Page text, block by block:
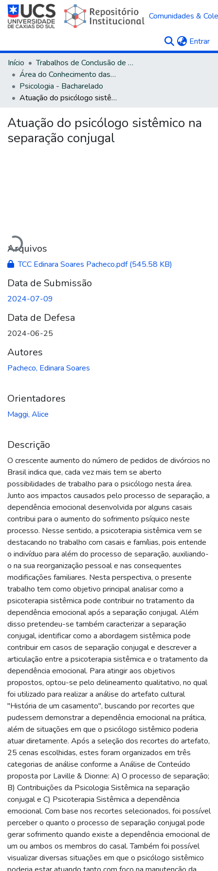
Comunidades &
Entrar
Início
Trabalhos de Conclusão de Curso
Área do Conhecimento das Ciências Humanas
Psicologia - Bacharelado
Atuação do psicólogo sistêmico na separação conjugal
Atuação do psicólogo sistêmico na
separação conjugal
Carregando...
Arquivos
TCC Edinara Soares Pacheco.pdf(545.58 KB)
Data de Submissão
2024-07-09
Data de Defesa
2024-06-25
Autores
Pacheco, Edinara Soares
Orientadores
Maggi, Alice
Descrição
O crescente aumento do número de pedidos de divórcios no
Brasil indica que, cada vez mais tem se aberto
possibilidades de trabalho para o psicólogo nesta área.
Junto aos impactos causados pelo processo de separação, a
dependência emocional desenvolvida por alguns casais
contribui para o aumento do sofrimento psíquico neste
processo. Nesse sentido, a psicoterapia sistêmica vem se
destacando no trabalho com casais e famílias, pois entende
o indivíduo para além do processo de separação, auxiliando-
o na sua reorganização pessoal e nas consequentes
modificações familiares. Nesta perspectiva, o presente
trabalho tem como objetivo principal analisar como a
psicoterapia sistêmica pode contribuir no tratamento da
dependência emocional após a separação conjugal. Além
disso pretendeu-se também caracterizar a separação
conjugal, identificar como a abordagem sistêmica pode
contribuir em casos de separação conjugal e descrever a
articulação entre a psicoterapia sistêmica e o tratamento da
dependência emocional. Para atingir aos objetivos
propostos, optou-se pelo delineamento qualitativo, no qual
foi utilizado para realizar a análise do artefato cultural
"História de um casamento", buscando por recortes que
pudessem demonstrar a dependência emocional na prática,
além de situações em que o psicólogo sistêmico poderia
atuar diretamente. Após a seleção dos recortes do artefato,
25 cenas escolhidas, estes foram organizados em três
categorias de análise conforme a Análise de Conteúdo
proposta por Laville & Dionne: A) O processo de separação;
B) Contribuições da Psicologia Sistêmica na separação
conjugal e C) Psicoterapia Sistêmica a dependência
emocional. Com base nos recortes selecionados, foi possível
perceber o quanto o processo de separação conjugal pode
gerar sofrimento quando existe a dependência emocional de
um ou ambos os membros do casal. Também foi possível
visualizar diversas situações em que o psicólogo sistêmico